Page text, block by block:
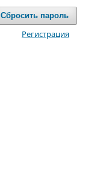
Сбросить пароль
Регистрация